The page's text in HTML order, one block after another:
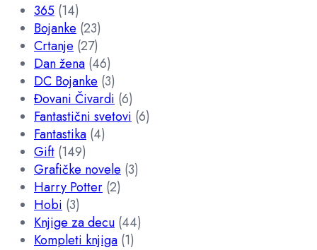
365 (14)
Bojanke (23)
Crtanje (27)
Dan žena (46)
DC Bojanke (3)
Đovani Čivardi (6)
Fantastični svetovi (6)
Fantastika (4)
Gift (149)
Grafičke novele (3)
Harry Potter (2)
Hobi (3)
Knjige za decu (44)
Kompleti knjiga (1)